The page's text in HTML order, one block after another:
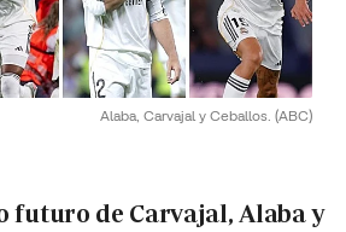
Alaba, Carvajal y Ceballos. (ABC)
futuro de Carvajal, Alaba y